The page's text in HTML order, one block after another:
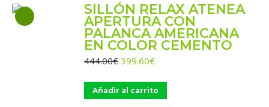
SILLÓN RELAX ATENEA
APERTURA CON
PALANCA AMERICANA
EN COLOR CEMENTO
444.00€ El
original
era:
399.60€El
actual
es:
Añadir al carrito